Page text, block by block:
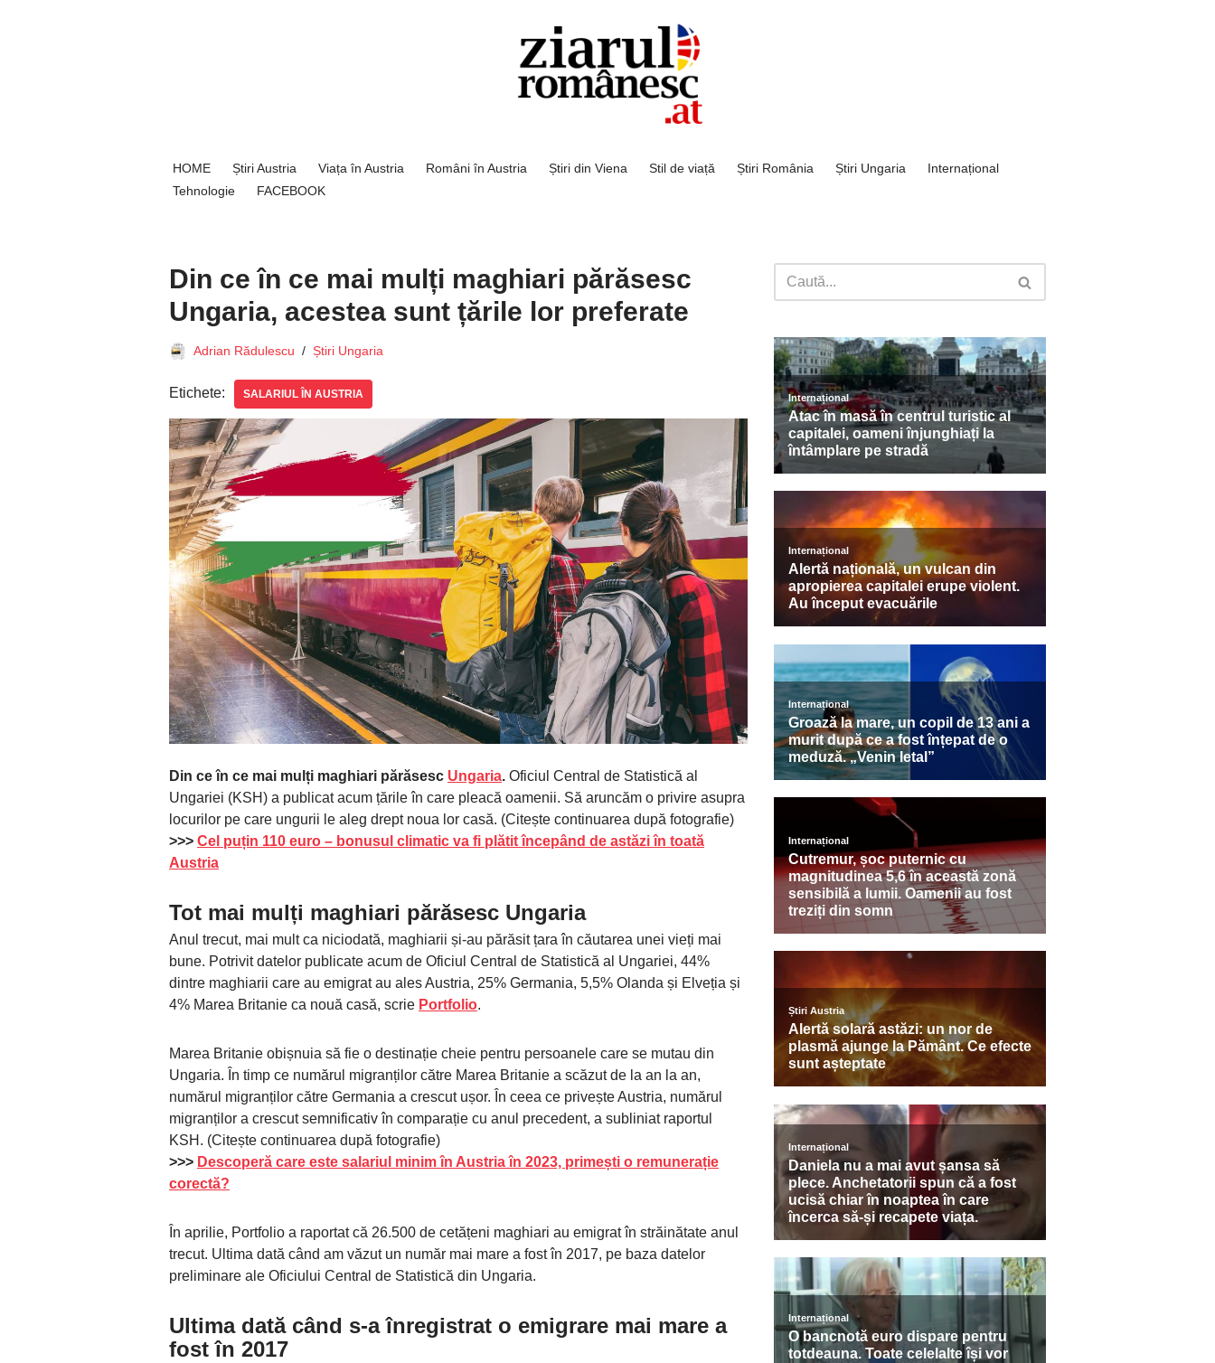
HOME Știri Austria Viața în Austria Români în Austria Știri din Viena Stil de viață Știri România Știri Ungaria
Internațional
Tehnologie
FACEBOOK
Din ce în ce mai mulți maghiari părăsesc
Ungaria, acestea sunt țările lor preferate
Adrian Rădulescu Știri Ungaria
Etichete: SALARIUL ÎN AUSTRIA
Din ce în ce mai mulți maghiari părăsesc Ungaria. Oficiul Central de Statistică al
Ungariei (KSH) a publicat acum țările în care pleacă oamenii. Să aruncăm o privire asupra
locurilor pe care ungurii le aleg drept noua lor casă. (Citește continuarea după fotografie)
>>> Cel puțin 110 euro – bonusul climatic va fi plătit începând de astăzi în toată
Austria
Tot mai mulți maghiari părăsesc Ungaria
Anul trecut, mai mult ca niciodată, maghiarii și-au părăsit țara în căutarea unei vieți mai
bune. Potrivit datelor publicate acum de Oficiul Central de Statistică al Ungariei, 44%
dintre maghiarii care au emigrat au ales Austria, 25% Germania, 5,5% Olanda și Elveția și
4% Marea Britanie ca nouă casă, scrie Portfolio.
Marea Britanie obișnuia să fie o destinație cheie pentru persoanele care se mutau din
Ungaria. În timp ce numărul migranților către Marea Britanie a scăzut de la an la an,
numărul migranților către Germania a crescut ușor. În ceea ce privește Austria, numărul
migranților a crescut semnificativ în comparație cu anul precedent, a subliniat raportul
KSH. (Citește continuarea după fotografie)
>>> Descoperă care este salariul minim în Austria în 2023, primești o remunerație
corectă?
În aprilie, Portfolio a raportat că 26.500 de cetățeni maghiari au emigrat în străinătate anul
trecut. Ultima dată când am văzut un număr mai mare a fost în 2017, pe baza datelor
preliminare ale Oficiului Central de Statistică din Ungaria.
Ultima dată când s-a înregistrat o emigrare mai mare a
fost în 2017